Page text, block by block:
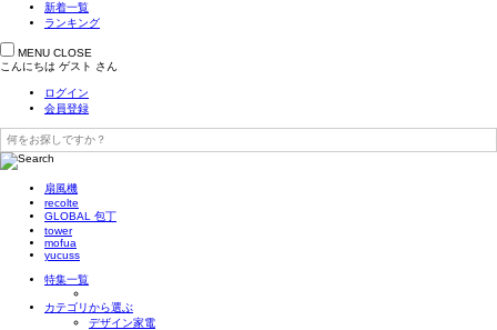
新着一覧
ランキング
MENU CLOSE
こんにちは ゲスト さん
ログイン
会員登録
扇風機
recolte
GLOBAL 包丁
tower
mofua
yucuss
特集一覧
カテゴリから選ぶ
デザイン家電